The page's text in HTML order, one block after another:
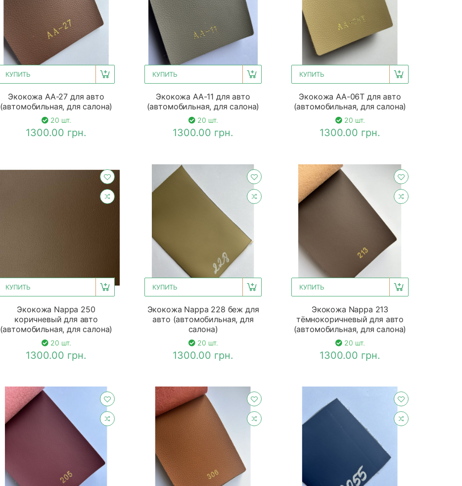
КУПИТЬ
Экокожа АА-27 для авто
(автомобильная, для салона)
20 шт.
1300.00 грн.
КУПИТЬ
Экокожа АА-11 для авто
(автомобильная, для салона)
20 шт.
1300.00 грн.
КУПИТЬ
Экокожа АА-06Т для авто
(автомобильная, для салона)
20 шт.
1300.00 грн.
КУПИТЬ
Экокожа Nappa 250
коричневый для авто
(автомобильная, для салона)
20 шт.
1300.00 грн.
КУПИТЬ
Экокожа Nappa 228 беж для
авто (автомобильная, для
салона)
20 шт.
1300.00 грн.
КУПИТЬ
Экокожа Nappa 213
тёмнокоричневый для авто
(автомобильная, для салона)
20 шт.
1300.00 грн.